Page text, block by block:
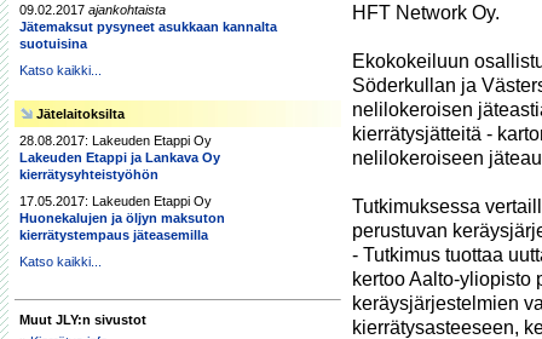
09.02.2017 ajankohtaista
Jätemaksut pysyneet asukkaan kannalta
suotuisina
Katso kaikki...
Jätelaitoksilta
28.08.2017: Lakeuden Etappi Oy
Lakeuden Etappi ja Lankava Oy
kierrätysyhteistyöhön
17.05.2017: Lakeuden Etappi Oy
Huonekalujen ja öljyn maksuton
kierrätystempaus jäteasemilla
Katso kaikki...
Muut JLY:n sivustot
HFT Network Oy.
Ekokokeiluun
Söderkullan ja
nelilokeroisen
kierrätysjätteitä -
nelilokeroiseen
Tutkimuksessa
perustuvan
- Tutkimus tuottaa
kertoo Aalto-yliopisto
keräysjärjestelmien
kierrätysasteeseen,